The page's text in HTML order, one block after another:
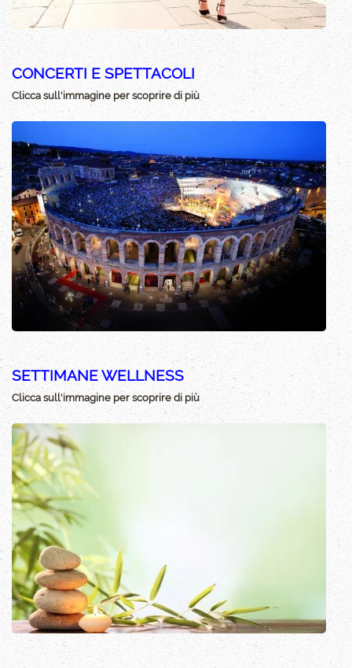
CONCERTI E SPETTACOLI
Clicca sull'immagine per scoprire di più
SETTIMANE WELLNESS
Clicca sull'immagine per scoprire di più